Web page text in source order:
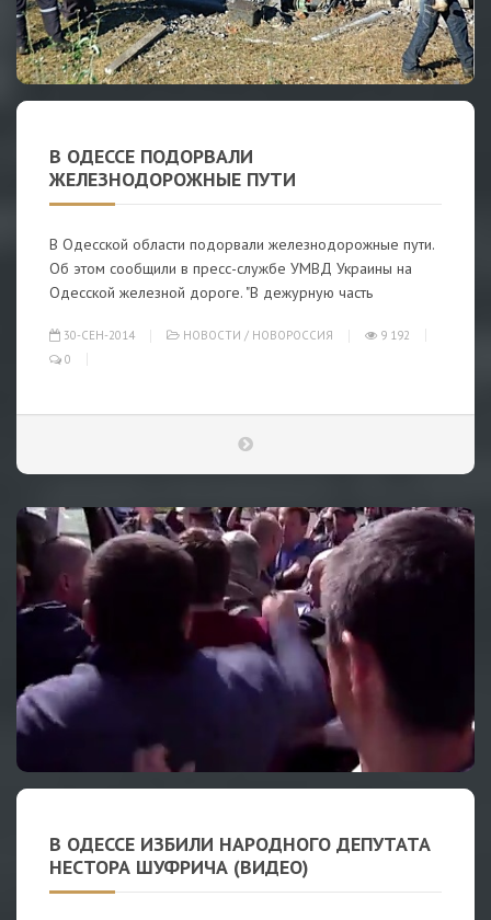
В ОДЕССЕ ПОДОРВАЛИ
ЖЕЛЕЗНОДОРОЖНЫЕ ПУТИ
В Одесской области подорвали железнодорожные пути.
Об этом сообщили в пресс-службе УМВД Украины на
Одесской железной дороге. "В дежурную часть
30-СЕН-2014 НОВОСТИ / НОВОРОССИЯ
9 192
0
В ОДЕССЕ ИЗБИЛИ НАРОДНОГО ДЕПУТАТА
НЕСТОРА ШУФРИЧА (ВИДЕО)